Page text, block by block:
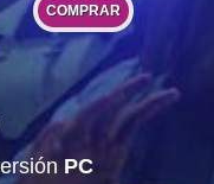
COMPRAR
PC